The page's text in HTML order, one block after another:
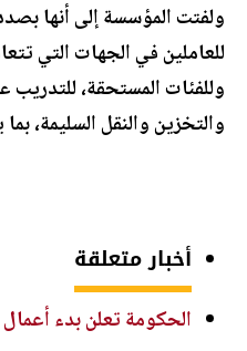
ولفتت المؤسسة إلى أنها
للعاملين في الجهات التي
وللفئات المستحقة،
والتخزين والنقل السليمة،
أخبار متعلقة
الحكومة تعلن بدء